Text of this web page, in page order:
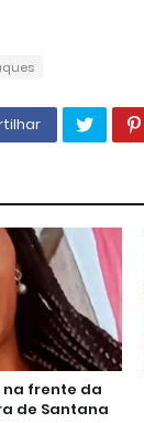
na frente da
de Santana